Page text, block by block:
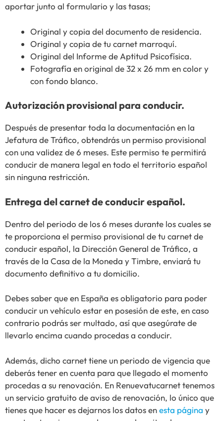
aportar junto al formulario y las tasas;
Original y copia del documento de residencia.
Original y copia de tu carnet marroquí.
Original del Informe de Aptitud Psicofísica.
Fotografía en original de 32 x 26 mm en color y
con fondo blanco.
Autorización provisional para conducir.
Después de presentar toda la documentación en la
Jefatura de Tráfico, obtendrás un permiso provisional
con una validez de 6 meses. Este permiso te permitirá
conducir de manera legal en todo el territorio español
sin ninguna restricción.
Entrega del carnet de conducir español.
Dentro del periodo de los 6 meses durante los cuales se
te proporciona el permiso provisional de tu carnet de
conducir español, la Dirección General de Tráfico, a
través de la Casa de la Moneda y Timbre, enviará tu
documento definitivo a tu domicilio.
Debes saber que en España es obligatorio para poder
conducir un vehículo estar en posesión de este, en caso
contrario podrás ser multado, así que asegúrate de
llevarlo encima cuando procedas a conducir.
Además, dicho carnet tiene un periodo de vigencia que
deberás tener en cuenta para que llegado el momento
procedas a su renovación. En Renuevatucarnet tenemos
un servicio gratuito de aviso de renovación, lo único que
tienes que hacer es dejarnos los datos enesta página y